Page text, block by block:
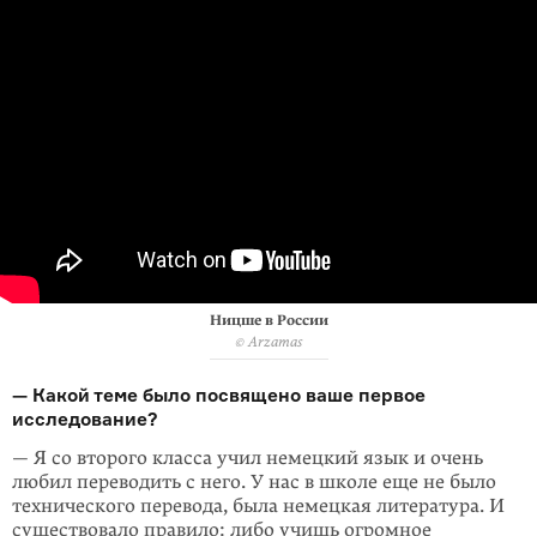
Ницше в России
© Arzamas
— Какой теме было посвящено ваше первое
исследование?
— Я со второго класса учил немецкий язык и очень
любил переводить с него. У нас в школе еще не было
технического перевода, была немецкая литература. И
существовало правило: либо учишь огромное